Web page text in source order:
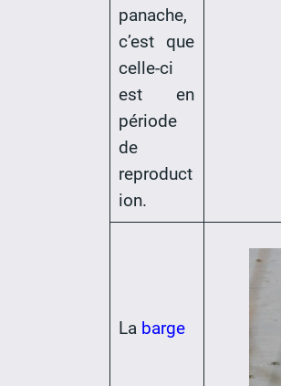
panache,
c’est que
celle-ci
est en
période
de
reproduct
ion.
La barge